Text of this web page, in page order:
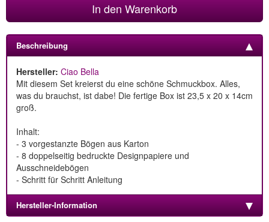
In den Warenkorb
Beschreibung
Hersteller: Ciao Bella
Mit diesem Set kreierst du eine schöne Schmuckbox. Alles,
was du brauchst, ist dabe! Die fertige Box ist 23,5 x 20 x 14cm
groß.
Inhalt:
- 3 vorgestanzte Bögen aus Karton
- 8 doppelseitig bedruckte Designpapiere und
Ausschneidebögen
- Schritt für Schritt Anleitung
Hersteller-Information